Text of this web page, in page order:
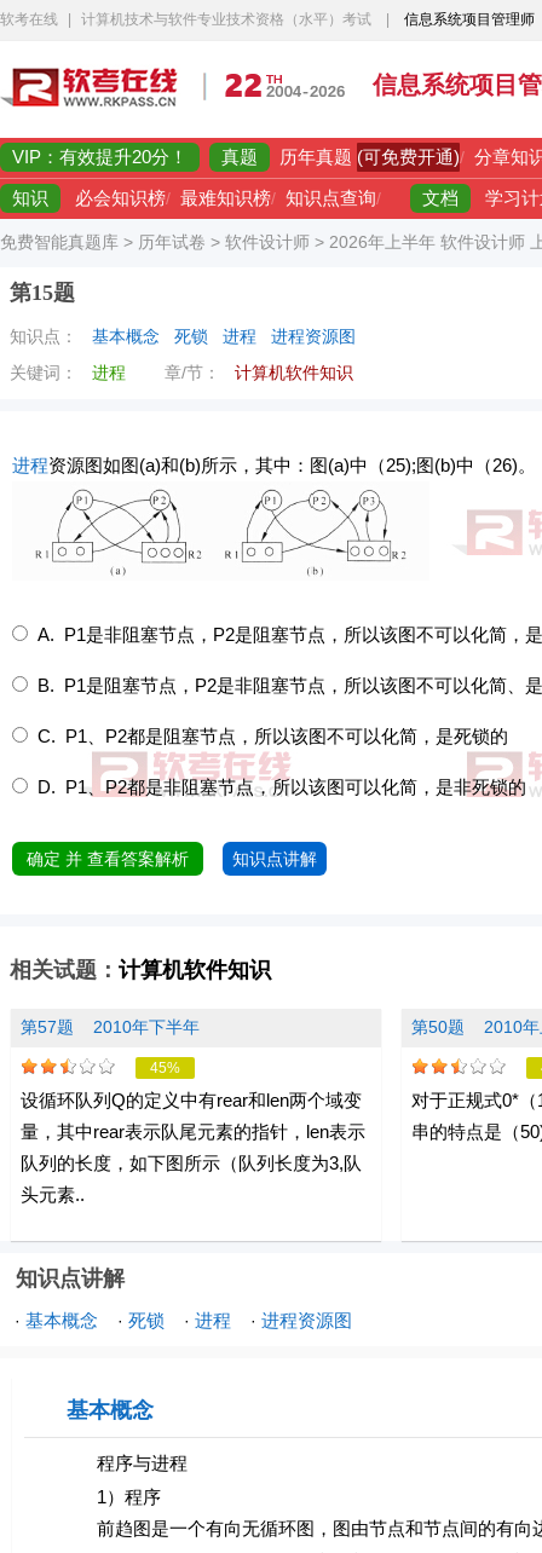
软考在线 计算机技术与软件专业技术资格（水平）考试 信息系统项目管理师
信息系统项目
VIP：有效提升20分！ 真题 历年真题 (可免费开通)/ 分章知
知识 必会知识榜/ 最难知识榜/ 知识点查询/ 文档 学习
免费智能真题库 > 历年试卷 > 软件设计师 > 2026年上半年 软件设计师
第15题
知识点： 基本概念 死锁 进程
进程资源图
关键词：
进程 章/节： 计算机软件知识
进程资源图如图(a)和(b)所示，其中：图(a)中（25);图(b)中（26)。
A. P1是非阻塞节点，P2是阻塞节点，所以该图不可以化简，
B. P1是阻塞节点，P2是非阻塞节点，所以该图不可以化简、
C. P1、P2都是阻塞节点，所以该图不可以化简，是死锁的
D. P1、P2都是非阻塞节点，所以该图可以化简，是非死锁的
确定 并 查看答案解析 知识点讲解
相关试题： 计算机软件知识
第57题 2010年下半年
45%
设循环队列Q的定义中有rear和len两个域变
量，其中rear表示队尾元素的指针，len表示
队列的长度，如下图所示（队列长度为3,队
头元素..
第50题 2010
对于正规式0*
串的特点是（
知识点讲解
· 基本概念 · 死锁 · 进程 · 进程资源图
基本概念
程序与进程
1）程序
前趋图是一个有向无循环图，图由节点和节点间的有向边